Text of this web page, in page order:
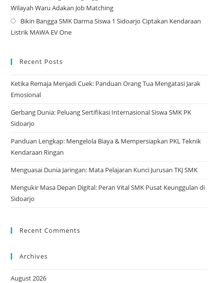
Wilayah Waru Adakan Job Matching
Bikin Bangga SMK Darma Siswa 1 Sidoarjo Ciptakan Kendaraan
Listrik MAWA EV One
Recent Posts
Ketika Remaja Menjadi Cuek: Panduan Orang Tua Mengatasi Jarak
Emosional
Gerbang Dunia: Peluang Sertifikasi Internasional Siswa SMK PK
Sidoarjo
Panduan Lengkap: Mengelola Biaya & Mempersiapkan PKL Teknik
Kendaraan Ringan
Menguasai Dunia Jaringan: Mata Pelajaran Kunci Jurusan TKJ SMK
Mengukir Masa Depan Digital: Peran Vital SMK Pusat Keunggulan di
Sidoarjo
Recent Comments
Archives
August 2026